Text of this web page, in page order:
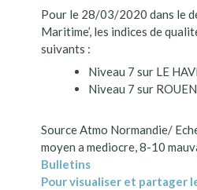
Pour le 28/03/2020 dans le
Maritime’, les indices de
suivants :
Niveau 7 sur LE
Niveau 7 sur ROUEN
Source Atmo Normandie/
moyen a mediocre, 8-10
Bulletins
Pour visualiser et partager